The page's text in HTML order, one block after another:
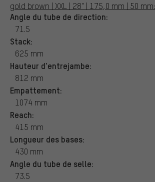
gold brown | XXL | 28" | 175,0 mm | 50 mm:
Angle du tube de direction:
71.5
Stack:
625 mm
Hauteur d'entrejambe:
812 mm
Empattement:
1074 mm
Reach:
415 mm
Longueur des bases:
430 mm
Angle du tube de selle:
73.5